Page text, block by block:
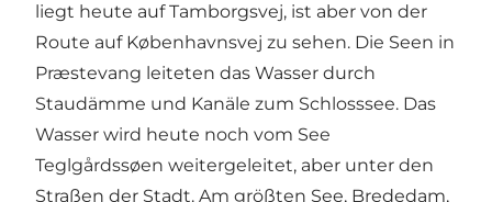
liegt heute auf Tamborgsvej, ist aber von der
Route auf Københavnsvej zu sehen. Die Seen in
Præstevang leiteten das Wasser durch
Staudämme und Kanäle zum Schlosssee. Das
Wasser wird heute noch vom See
Teglgårdssøen weitergeleitet, aber unter den
Straßen der Stadt. Am größten See, Brededam,